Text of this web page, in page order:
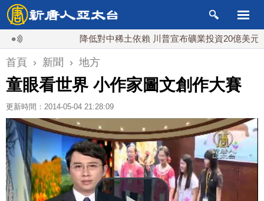
降低對中稀土依賴 川普宣布礦業投資20億美元
首頁 › 新聞 › 地方
童眼看世界 小作家圖文創作大賽
更新時間：2014-05-04 21:28:09